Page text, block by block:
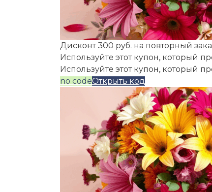
Дисконт 300 руб. на повторный
Используйте этот купон, который
Используйте этот купон, который
no codeОткрыть код